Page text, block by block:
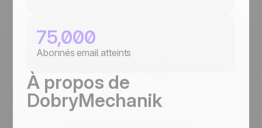
75,000
Abonnés email atteints
À propos de
DobryMechanik